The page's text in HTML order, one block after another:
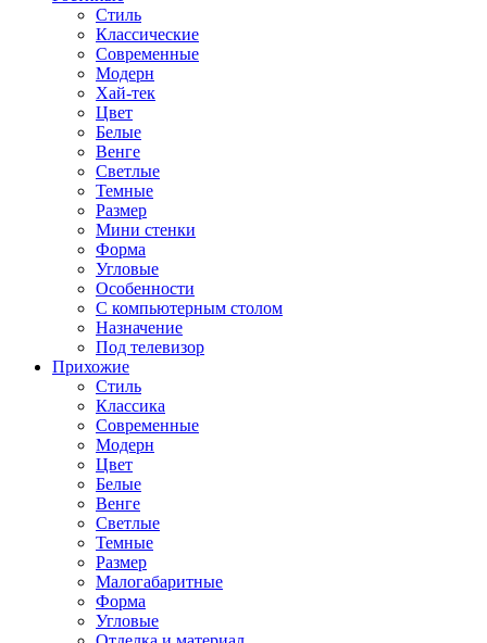
Стиль
Классические
Современные
Модерн
Хай-тек
Цвет
Белые
Венге
Светлые
Темные
Размер
Мини стенки
Форма
Угловые
Особенности
С компьютерным столом
Назначение
Под телевизор
Прихожие
Стиль
Классика
Современные
Модерн
Цвет
Белые
Венге
Светлые
Темные
Размер
Малогабаритные
Форма
Угловые